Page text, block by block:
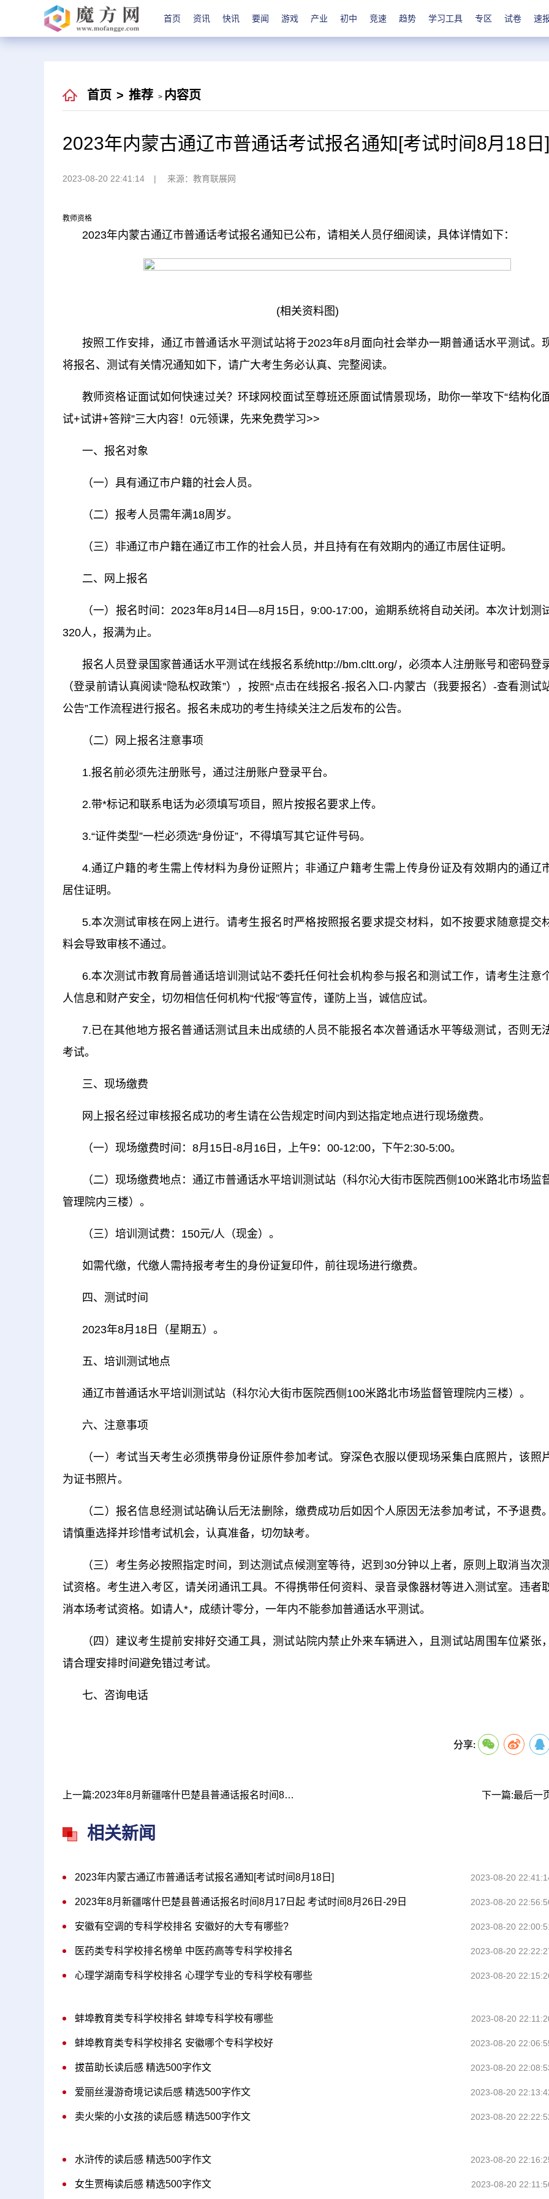
首页 资讯 快讯 要闻 游戏 产业 初中 竞速 趋势 学习工具 专区 试卷 速
首页 > 推荐 > 内容页
2023年内蒙古通辽市普通话考试报名通知[考试时间8月18日]
2023-08-20 22:41:14 来源：教育联展网
教师资格
2023年内蒙古通辽市普通话考试报名通知已公布，请相关人员仔细阅读，具体详情如下：
(相关资料图)
按照工作安排，通辽市普通话水平测试站将于2023年8月面向社会举办一期普通话水平测试。
将报名、测试有关情况通知如下，请广大考生务必认真、完整阅读。
教师资格证面试如何快速过关？环球网校面试至尊班还原面试情景现场，助你一举攻下“结构化
试+试讲+答辩”三大内容！0元领课，先来免费学习>>
一、报名对象
（一）具有通辽市户籍的社会人员。
（二）报考人员需年满18周岁。
（三）非通辽市户籍在通辽市工作的社会人员，并且持有在有效期内的通辽市居住证明。
二、网上报名
（一）报名时间：2023年8月14日—8月15日，9:00-17:00，逾期系统将自动关闭。本次计划测
320人，报满为止。
报名人员登录国家普通话水平测试在线报名系统http://bm.cltt.org/，必须本人注册账号和密码登
（登录前请认真阅读“隐私权政策”），按照“点击在线报名-报名入口-内蒙古（我要报名）-查看测试
公告”工作流程进行报名。报名未成功的考生持续关注之后发布的公告。
（二）网上报名注意事项
1.报名前必须先注册账号，通过注册账户登录平台。
2.带*标记和联系电话为必须填写项目，照片按报名要求上传。
3.“证件类型”一栏必须选“身份证”，不得填写其它证件号码。
4.通辽户籍的考生需上传材料为身份证照片；非通辽户籍考生需上传身份证及有效期内的通辽
居住证明。
5.本次测试审核在网上进行。请考生报名时严格按照报名要求提交材料，如不按要求随意提交
料会导致审核不通过。
6.本次测试市教育局普通话培训测试站不委托任何社会机构参与报名和测试工作，请考生注意
人信息和财产安全，切勿相信任何机构“代报”等宣传，谨防上当，诚信应试。
7.已在其他地方报名普通话测试且未出成绩的人员不能报名本次普通话水平等级测试，否则无
考试。
三、现场缴费
网上报名经过审核报名成功的考生请在公告规定时间内到达指定地点进行现场缴费。
（一）现场缴费时间：8月15日-8月16日，上午9：00-12:00，下午2:30-5:00。
（二）现场缴费地点：通辽市普通话水平培训测试站（科尔沁大街市医院西侧100米路北市场监
管理院内三楼）。
（三）培训测试费：150元/人（现金）。
如需代缴，代缴人需持报考考生的身份证复印件，前往现场进行缴费。
四、测试时间
2023年8月18日（星期五）。
五、培训测试地点
通辽市普通话水平培训测试站（科尔沁大街市医院西侧100米路北市场监督管理院内三楼）。
六、注意事项
（一）考试当天考生必须携带身份证原件参加考试。穿深色衣服以便现场采集白底照片，该照
为证书照片。
（二）报名信息经测试站确认后无法删除，缴费成功后如因个人原因无法参加考试，不予退费。
请慎重选择并珍惜考试机会，认真准备，切勿缺考。
（三）考生务必按照指定时间，到达测试点候测室等待，迟到30分钟以上者，原则上取消当次
试资格。考生进入考区，请关闭通讯工具。不得携带任何资料、录音录像器材等进入测试室。违者
消本场考试资格。如请人*，成绩计零分，一年内不能参加普通话水平测试。
（四）建议考生提前安排好交通工具，测试站院内禁止外来车辆进入，且测试站周围车位紧张，
请合理安排时间避免错过考试。
七、咨询电话
分享:
上一篇:2023年8月新疆喀什巴楚县普通话报名时间8月17日起 考试时间8月26日-29日 下一篇:最后一
相关新闻
2023年内蒙古通辽市普通话考试报名通知[考试时间8月18日] 2023-08-20
2023年8月新疆喀什巴楚县普通话报名时间8月17日起 考试时间8月26日-29日 2023-08-20
安徽有空调的专科学校排名 安徽好的大专有哪些? 2023-08-20
医药类专科学校排名榜单 中医药高等专科学校排名 2023-08-20
心理学湖南专科学校排名 心理学专业的专科学校有哪些 2023-08-20
蚌埠教育类专科学校排名 蚌埠专科学校有哪些 2023-08-20
蚌埠教育类专科学校排名 安徽哪个专科学校好 2023-08-20
拔苗助长读后感 精选500字作文 2023-08-20
爱丽丝漫游奇境记读后感 精选500字作文 2023-08-20
卖火柴的小女孩的读后感 精选500字作文 2023-08-20
水浒传的读后感 精选500字作文 2023-08-20
女生贾梅读后感 精选500字作文 2023-08-20